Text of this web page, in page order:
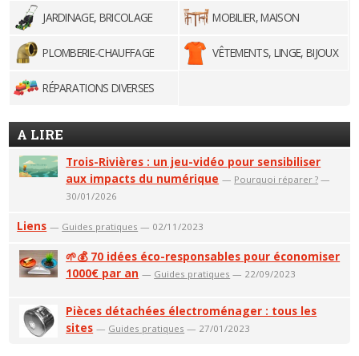
JARDINAGE, BRICOLAGE
MOBILIER, MAISON
PLOMBERIE-CHAUFFAGE VÊTEMENTS, LINGE, BIJOUX
RÉPARATIONS DIVERSES
A LIRE
Trois-Rivières : un jeu-vidéo pour sensibiliser
aux impacts du numérique — Pourquoi réparer ? —
30/01/2026
Liens — Guides pratiques — 02/11/2023
🌱💰 70 idées éco-responsables pour économiser
1000€ par an — Guides pratiques — 22/09/2023
Pièces détachées électroménager : tous les
sites — Guides pratiques — 27/01/2023